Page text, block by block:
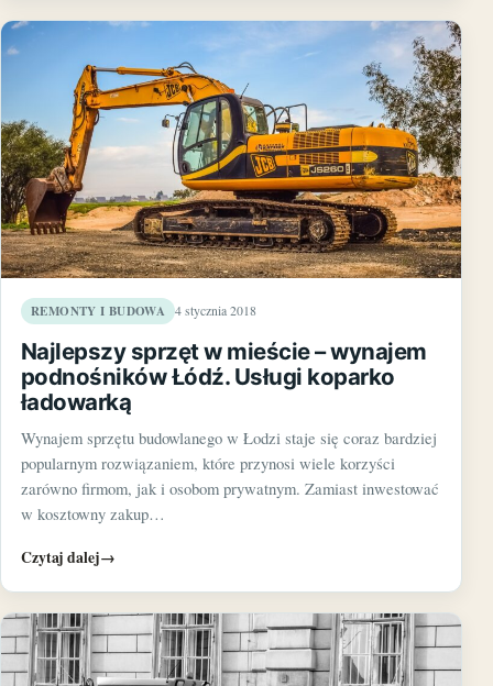
REMONTY I BUDOWA 4 stycznia 2018
Najlepszy sprzęt w mieście – wynajem
podnośników Łódź. Usługi koparko
ładowarką
Wynajem sprzętu budowlanego w Łodzi staje się coraz bardziej
popularnym rozwiązaniem, które przynosi wiele korzyści
zarówno firmom, jak i osobom prywatnym. Zamiast inwestować
w kosztowny zakup…
Czytaj dalej→